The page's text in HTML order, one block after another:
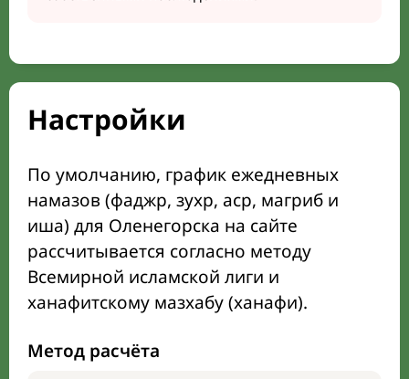
Настройки
По умолчанию, график ежедневных
намазов (фаджр, зухр, аср, магриб и
иша) для Оленегорска на сайте
рассчитывается согласно методу
Всемирной исламской лиги и
ханафитскому мазхабу (ханафи).
Метод расчёта